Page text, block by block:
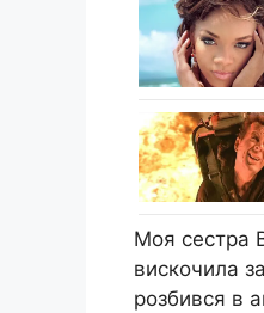
Моя сестра
вискочила
розбився в